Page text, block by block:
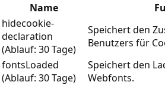
Name
hidecookie-
declaration
(Ablauf: 30 Tage)
Speichert den
Benutzers für
fontsLoaded
(Ablauf: 30 Tage)
Speichert den
Webfonts.